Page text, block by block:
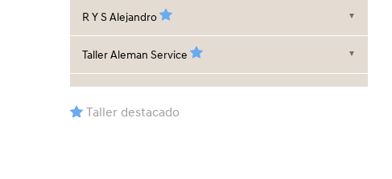
R Y S Alejandro ▼
Taller Aleman Service ▼
Taller destacado